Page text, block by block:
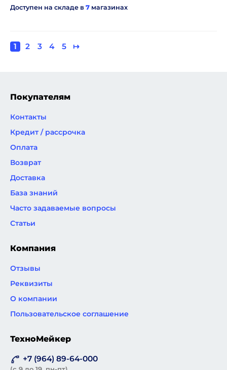
Доступен на складе в 7 магазинах
Нумерация
Текущая
1 Page
2 Page
3 Page
4 Page
5
Следующая
↦
Покупателям
Контакты
Кредит / рассрочка
Оплата
Возврат
Доставка
База знаний
Часто задаваемые вопросы
Статьи
Компания
Отзывы
Реквизиты
О компании
Пользовательское соглашение
ТехноМейкер
+7 (964) 89-64-000